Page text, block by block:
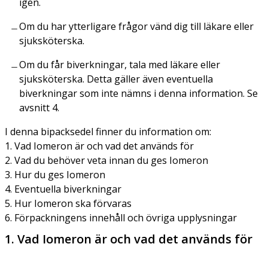
Om du har ytterligare frågor vänd dig till läkare eller
sjuksköterska.
Om du får biverkningar, tala med läkare eller
sjuksköterska. Detta gäller även eventuella
biverkningar som inte nämns i denna information. Se
avsnitt 4.
I denna bipacksedel finner du information om:
1. Vad Iomeron är och vad det används för
2. Vad du behöver veta innan du ges Iomeron
3. Hur du ges Iomeron
4. Eventuella biverkningar
5. Hur Iomeron ska förvaras
6. Förpackningens innehåll och övriga upplysningar
1. Vad Iomeron är och vad det används för